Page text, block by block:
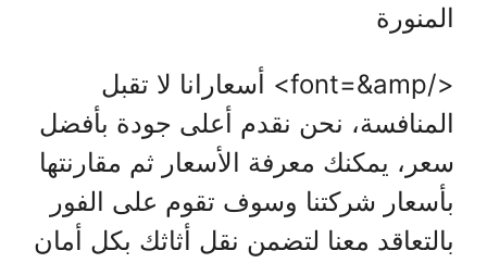
المنورة
</font=&amp> أسعارانا لا تقبل
المنافسة، نحن نقدم أعلى جودة بأفضل
سعر، يمكنك معرفة الأسعار ثم مقارنتها
بأسعار شركتنا وسوف تقوم على الفور
بالتعاقد معنا لتضمن نقل أثاثك بكل أمان